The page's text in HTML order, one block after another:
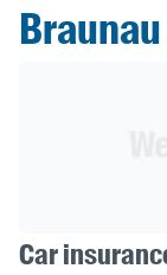
Braunau
Car